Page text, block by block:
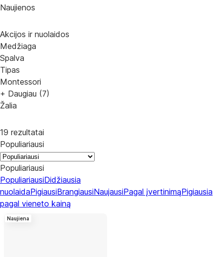
Naujienos
Akcijos ir nuolaidos
Medžiaga
Spalva
Tipas
Montessori
+ Daugiau (7)
Žalia
19 rezultatai
Populiariausi
Populiariausi
PopuliariausiDidžiausia
nuolaidaPigiausiBrangiausiNaujausiPagal įvertinimąPigiausia
pagal vieneto kainą
Naujiena